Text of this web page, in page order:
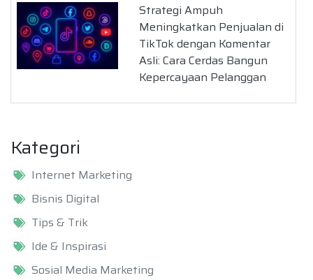
Strategi Ampuh
Meningkatkan Penjualan di
TikTok dengan Komentar
Asli: Cara Cerdas Bangun
Kepercayaan Pelanggan
Kategori
Internet Marketing
Bisnis Digital
Tips & Trik
Ide & Inspirasi
Sosial Media Marketing